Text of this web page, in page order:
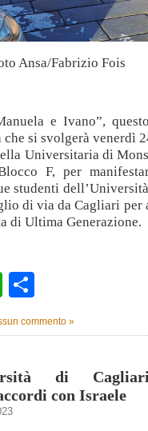
Ansa/Fabrizio Fois
e Ivano”,
si svolgerà venerdì
Universitaria di
F, per
studenti
di via da Cagliari per
di Ultima Generazione.
WhatsApp
commento »
di
con Israele